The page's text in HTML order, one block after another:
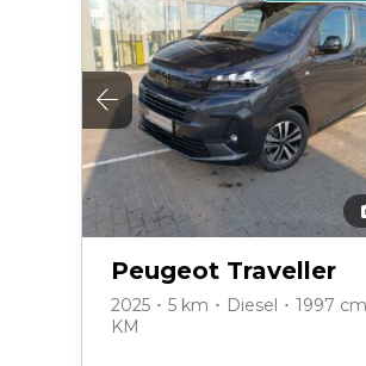
Peugeot Traveller
2025 ･ 5 km ･ Diesel ･ 1997
KM